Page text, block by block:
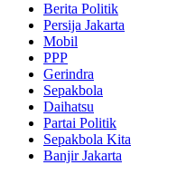
Berita Politik
Persija Jakarta
Mobil
PPP
Gerindra
Sepakbola
Daihatsu
Partai Politik
Sepakbola Kita
Banjir Jakarta